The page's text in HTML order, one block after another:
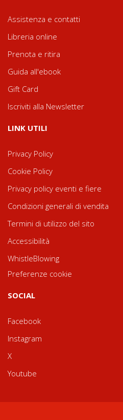
Assistenza e contatti
Libreria online
Prenota e ritira
Guida all'ebook
Gift Card
Iscriviti alla Newsletter
LINK UTILI
Privacy Policy
Cookie Policy
Privacy policy eventi e fiere
Condizioni generali di vendita
Termini di utilizzo del sito
Accessibilità
WhistleBlowing
Preferenze cookie
SOCIAL
Facebook
Instagram
X
Youtube